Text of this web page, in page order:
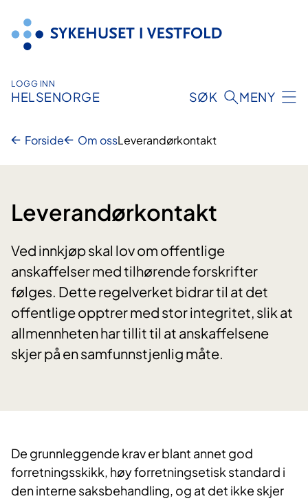
innhold
LOGG INN
HELSENORGE SØK MENY
Forside Om ossLeverandørkontakt
Leverandørkontakt
Ved innkjøp skal lov om offentlige
anskaffelser med tilhørende forskrifter
følges. Dette regelverket bidrar til at det
offentlige opptrer med stor integritet, slik at
allmennheten har tillit til at anskaffelsene
skjer på en samfunnstjenlig måte.
De grunnleggende krav er blant annet god
forretningsskikk, høy forretningsetisk standard i
den interne saksbehandling, og at det ikke skjer